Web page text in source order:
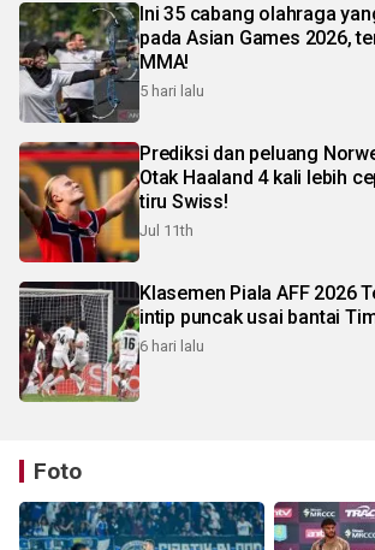
Ini 35 cabang olahraga
pada Asian Games 2026,
MMA!
5 hari lalu
Prediksi dan peluang
Otak Haaland 4 kali lebih
tiru Swiss!
Jul 11th
Klasemen Piala AFF 2026
intip puncak usai bantai
6 hari lalu
Foto